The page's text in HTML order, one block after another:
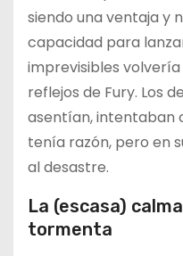
siendo una ventaja y
capacidad para
imprevisibles
reflejos de Fury. Los
asentían, intentaban
tenía razón, pero en
al desastre.
La (escasa)
tormenta